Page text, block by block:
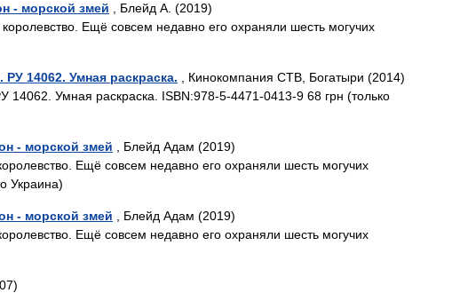
- морской змей , Блейд А. (2019)
Ещё совсем недавно его охраняли шесть могучих
14062. Умная раскраска. , Кинокомпания СТВ, Богатыри (2014)
Умная раскраска. ISBN:978-5-4471-0413-9 68 грн (только
- морской змей , Блейд Адам (2019)
Ещё совсем недавно его охраняли шесть могучих
Украина)
- морской змей , Блейд Адам (2019)
Ещё совсем недавно его охраняли шесть могучих